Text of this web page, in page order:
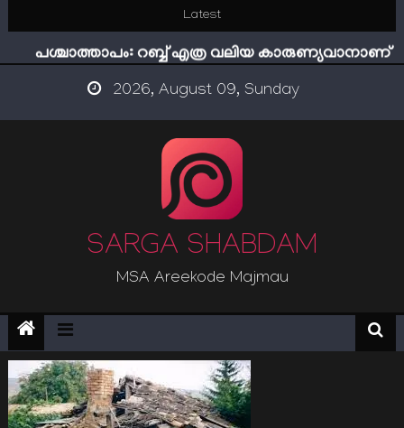
content
Latest
ഇമാം നവവി: അനന്തമായ നാൽപതാണ്ടുകൾ
പശ്ചാത്താപം: റബ്ബ് എത്ര വലിയ കാരുണ്യവാനാണ്
ഇന്ന് നേടിയാൽ ഇരട്ടി നേടാം
സൂക്ഷിക്കുക! കുറ്റകൃത്യങ്ങളാണിന്ന് ട്രെന്‍ഡ്
ഇമാം നവവി: അനന്തമായ നാൽപതാണ്ടുകൾ
2026, August 09, Sunday
SARGA SHABDAM
MSA Areekode Majmau